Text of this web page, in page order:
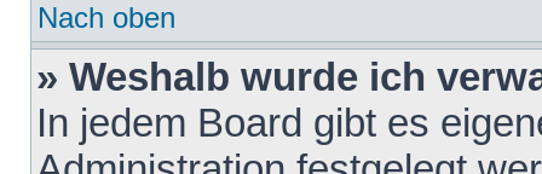
Nach oben
» Weshalb wurde ich
In jedem Board gibt es